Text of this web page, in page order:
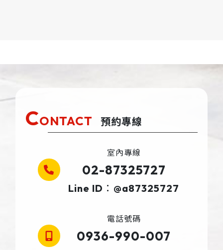
CONTACT 預約專線
室內專線
02-87325727
Line ID：@a87325727
電話號碼
0936-990-007